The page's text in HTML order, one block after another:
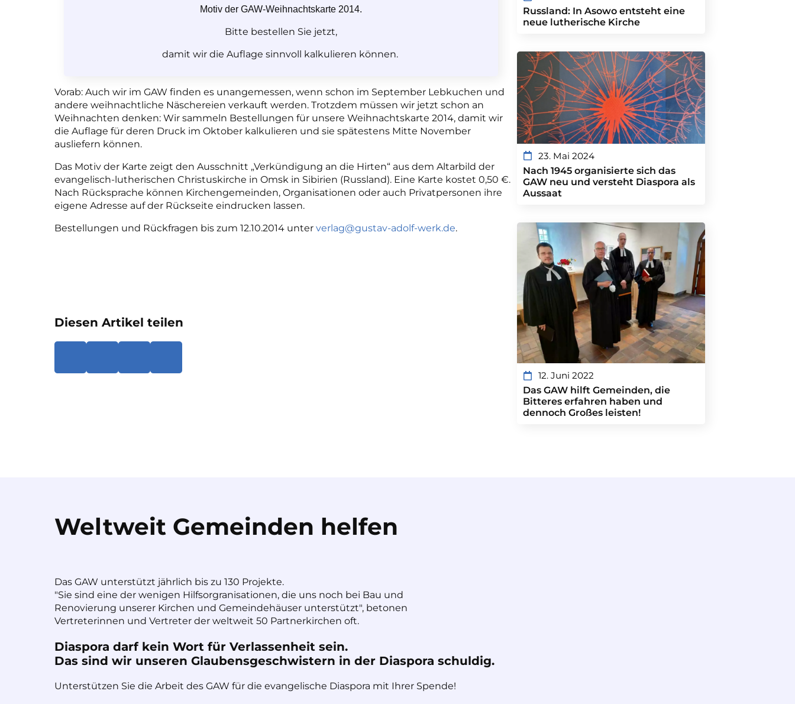
Motiv der GAW-Weihnachtskarte 2014.
Bitte bestellen Sie jetzt,
damit wir die Auflage sinnvoll kalkulieren können.
Vorab: Auch wir im GAW finden es unangemessen, wenn schon im September Lebkuchen und
andere weihnachtliche Näschereien verkauft werden. Trotzdem müssen wir jetzt schon an
Weihnachten denken: Wir sammeln Bestellungen für unsere Weihnachtskarte 2014, damit wir
die Auflage für deren Druck im Oktober kalkulieren und sie spätestens Mitte November
ausliefern können.
Das Motiv der Karte zeigt den Ausschnitt „Verkündigung an die Hirten“ aus dem Altarbild der
evangelisch-lutherischen Christuskirche in Omsk in Sibirien (Russland). Eine Karte kostet 0,50 €.
Nach Rücksprache können Kirchengemeinden, Organisationen oder auch Privatpersonen ihre
eigene Adresse auf der Rückseite eindrucken lassen.
Bestellungen und Rückfragen bis zum 12.10.2014 unter verlag@gustav-adolf-werk.de.
Diesen Artikel teilen
Russland: In Asowo entsteht eine
neue lutherische Kirche
23. Mai 2024
Nach 1945 organisierte sich das
GAW neu und versteht Diaspora als
Aussaat
12. Juni 2022
Das GAW hilft Gemeinden, die
Bitteres erfahren haben und
dennoch Großes leisten!
Weltweit Gemeinden helfen
Das GAW unterstützt jährlich bis zu 130 Projekte.
"Sie sind eine der wenigen Hilfsorgranisationen, die uns noch bei Bau und
Renovierung unserer Kirchen und Gemeindehäuser unterstützt", betonen
Vertreterinnen und Vertreter der weltweit 50 Partnerkirchen oft.
Diaspora darf kein Wort für Verlassenheit sein.
Das sind wir unseren Glaubensgeschwistern in der Diaspora schuldig.
Unterstützen Sie die Arbeit des GAW für die evangelische Diaspora mit Ihrer Spende!